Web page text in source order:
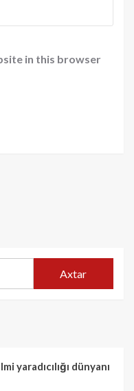
in this browser
Axtar
yaradıcılığı dünyanı